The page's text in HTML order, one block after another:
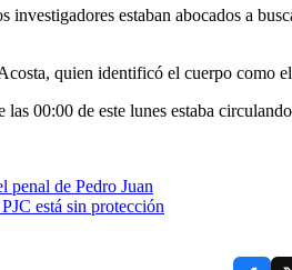
estaban abocados a
quien identificó el cuerpo como
00:00 de este lunes estaba
penal de Pedro Juan
está sin protección